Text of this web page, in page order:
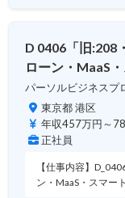
D 0406「旧:208
ローン・MaaS
パーソルビジネスプ
東京都 港区
年収457万円～
正社員
【仕事内容】
ン・MaaS・スマー